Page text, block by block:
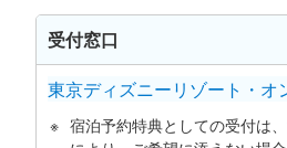
受付窓口
東京ディズニーリゾート・オ
宿泊予約特典としての受付は、